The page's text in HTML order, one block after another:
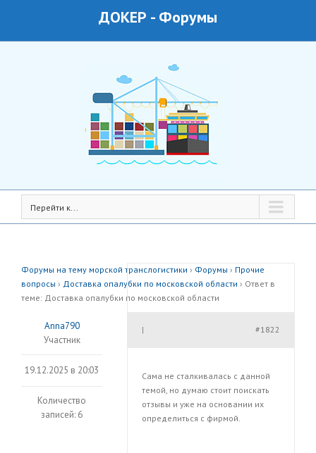
ДОКЕР - Форумы
Перейти к...
Форумы на тему морской транслогистики › Форумы › Прочие
вопросы › Доставка опалубки по московской области › Ответ в
теме: Доставка опалубки по московской области
Anna790
Участник
19.12.2025 в 20:03
Количество
записей: 6
#1822
|
Сама не сталкивалась с данной
темой, но думаю стоит поискать
отзывы и уже на основании их
определиться с фирмой.